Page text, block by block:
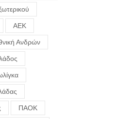
ΑΕΚ
Ανδρών
ΠΑΟΚ